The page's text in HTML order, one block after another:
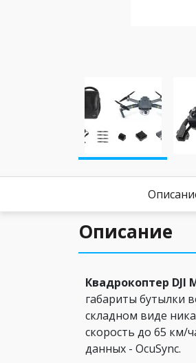
Описание
Квадрокоптер DJI
габариты бутылки
складном виде
скорость до 65 км/
данных - OcuSync.